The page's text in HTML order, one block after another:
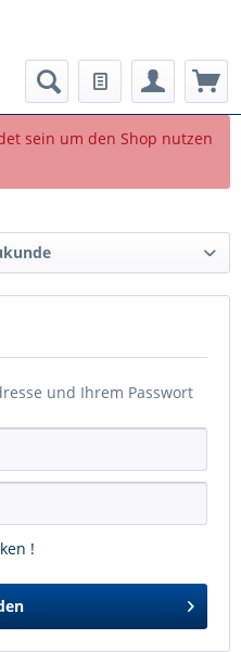
sein um den Shop nutzen
und Ihrem Passwort
!